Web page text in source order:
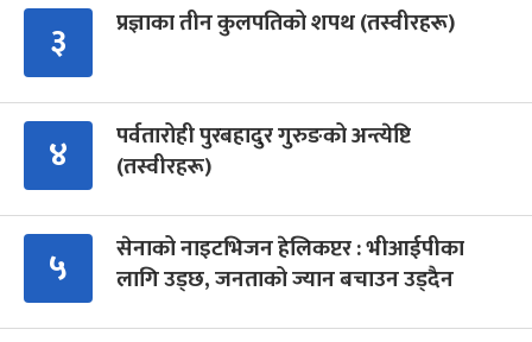
३ प्रज्ञाका तीन कुलपतिको शपथ (तस्वीरहरू)
४
पर्वतारोही पुरबहादुर गुरुङको अन्त्येष्टि
(तस्वीरहरू)
५
सेनाको नाइटभिजन हेलिकप्टर : भीआईपीका
लागि उड्छ, जनताको ज्यान बचाउन उड्दैन